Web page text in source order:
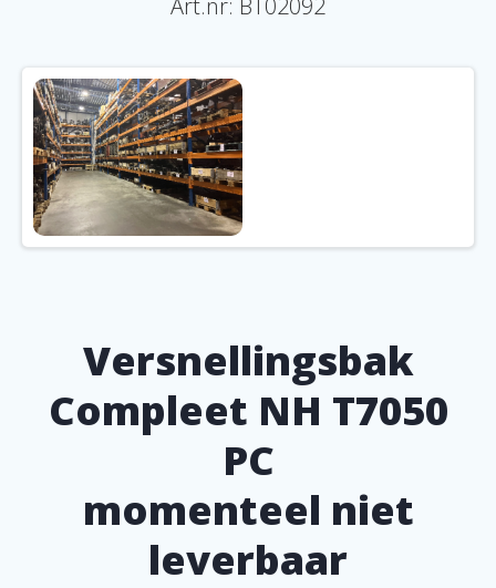
Art.nr: BT02092
Versnellingsbak
Compleet NH T7050
PC
momenteel niet
leverbaar